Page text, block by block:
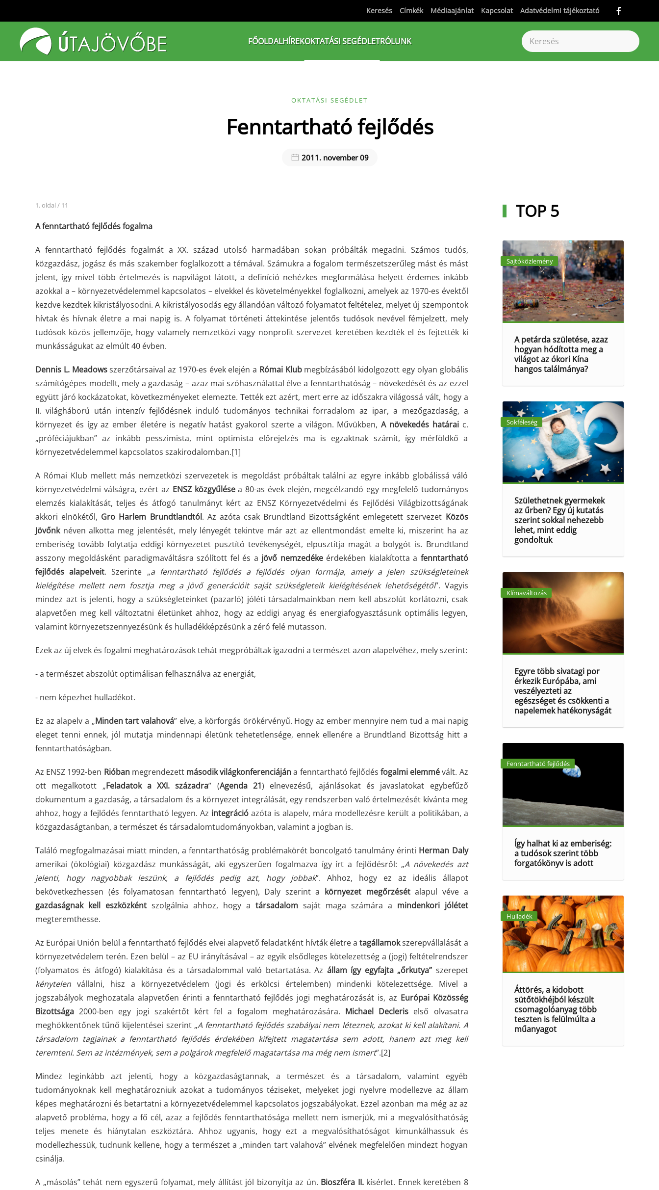
Fő tartalom átugrása
Keresés Címkék Médiaajánlat Kapcsolat Adatvédelmi tájékoztató
FŐOLDALHÍREKOKTATÁSI SEGÉDLETRÓLUNK
OKTATÁSI SEGÉDLET
Fenntartható fejlődés
2011. november 09
1. oldal / 11
A fenntartható fejlődés fogalma
A fenntartható fejlődés fogalmát a XX. század utolsó harmadában sokan próbálták megadni. Számos tudós,
közgazdász, jogász és más szakember foglalkozott a témával. Számukra a fogalom természetszerűleg mást és mást
jelent, így mivel több értelmezés is napvilágot látott, a definíció nehézkes megformálása helyett érdemes inkább
azokkal a – környezetvédelemmel kapcsolatos – elvekkel és követelményekkel foglalkozni, amelyek az 1970-es évektől
kezdve kezdtek kikristályosodni. A kikristályosodás egy állandóan változó folyamatot feltételez, melyet új szempontok
hívtak és hívnak életre a mai napig is. A folyamat történeti áttekintése jelentős tudósok nevével fémjelzett, mely
tudósok közös jellemzője, hogy valamely nemzetközi vagy nonprofit szervezet keretében kezdték el és fejtették ki
munkásságukat az elmúlt 40 évben.
Dennis L. Meadowsszerzőtársaival az 1970-es évek elején a Római Klubmegbízásából kidolgozott egy olyan globális
számítógépes modellt, mely a gazdaság – azaz mai szóhasználattal élve a fenntarthatóság – növekedését és az ezzel
együtt járó kockázatokat, következményeket elemezte. Tették ezt azért, mert erre az időszakra világossá vált, hogy a
II. világháború után intenzív fejlődésnek induló tudományos technikai forradalom az ipar, a mezőgazdaság, a
környezet és így az ember életére is negatív hatást gyakorol szerte a világon. Művükben,A növekedés határaic.
„próféciájukban” az inkább pesszimista, mint optimista előrejelzés ma is egzaktnak számít, így mérföldkő a
környezetvédelemmel kapcsolatos szakirodalomban.[1]
A Római Klub mellett más nemzetközi szervezetek is megoldást próbáltak találni az egyre inkább globálissá váló
környezetvédelmi válságra, ezért az ENSZ közgyűlésea 80-as évek elején, megcélzandó egy megfelelő tudományos
elemzés kialakítását, teljes és átfogó tanulmányt kért az ENSZ Környezetvédelmi és Fejlődési Világbizottságának
akkori elnökétől, Gro Harlem Brundtlandtól. Az azóta csak Brundtland Bizottságként emlegetett szervezet Közös
Jövőnknéven alkotta meg jelentését, mely lényegét tekintve már azt az ellentmondást emelte ki, miszerint ha az
emberiség tovább folytatja eddigi környezetet pusztító tevékenységét, elpusztítja magát a bolygót is. Brundtland
asszony megoldásként paradigmaváltásra szólított fel és a jövő nemzedékeérdekében kialakította a fenntartható
fejlődés alapelveit. Szerinte „a fenntartható fejlődés a fejlődés olyan formája, amely a jelen szükségleteinek
kielégítése mellett nem fosztja meg a jövő generációit saját szükségleteik kielégítésének lehetőségétől”. Vagyis
mindez azt is jelenti, hogy a szükségleteinket (pazarló) jóléti társadalmainkban nem kell abszolút korlátozni, csak
alapvetően meg kell változtatni életünket ahhoz, hogy az eddigi anyag és energiafogyasztásunk optimális legyen,
valamint környezetszennyezésünk és hulladékképzésünk a zéró felé mutasson.
Ezek az új elvek és fogalmi meghatározások tehát megpróbáltak igazodni a természet azon alapelvéhez, mely szerint:
- a természet abszolút optimálisan felhasználva az energiát,
- nem képezhet hulladékot.
Ez az alapelv a „Minden tart valahová” elve, a körforgás örökérvényű. Hogy az ember mennyire nem tud a mai napig
eleget tenni ennek, jól mutatja mindennapi életünk tehetetlensége, ennek ellenére a Brundtland Bizottság hitt a
fenntarthatóságban.
Az ENSZ 1992-ben Rióban megrendezett második világkonferenciájána fenntartható fejlődés fogalmi elemmévált. Az
ott megalkotott „Feladatok a XXI. századra” (Agenda 21) elnevezésű, ajánlásokat és javaslatokat egybefűző
dokumentum a gazdaság, a társadalom és a környezet integrálását, egy rendszerben való értelmezését kívánta meg
ahhoz, hogy a fejlődés fenntartható legyen. Az integrációazóta is alapelv, mára modellezésre került a politikában, a
közgazdaságtanban, a természet és társadalomtudományokban, valamint a jogban is.
Találó megfogalmazásai miatt minden, a fenntarthatóság problémakörét boncolgató tanulmány érinti Herman Daly
amerikai (ökológiai) közgazdász munkásságát, aki egyszerűen fogalmazva így írt a fejlődésről: „A növekedés azt
jelenti, hogy nagyobbak leszünk, a fejlődés pedig azt, hogy jobbak”. Ahhoz, hogy ez az ideális állapot
bekövetkezhessen (és folyamatosan fenntartható legyen), Daly szerint a környezet megőrzésétalapul véve a
gazdaságnak kell eszközkéntszolgálnia ahhoz, hogy a társadalomsaját maga számára a mindenkori jólétet
megteremthesse.
Az Európai Unión belül a fenntartható fejlődés elvei alapvető feladatként hívták életre atagállamokszerepvállalását a
környezetvédelem terén. Ezen belül – az EU irányításával – az egyik elsődleges kötelezettség a (jogi) feltételrendszer
(folyamatos és átfogó) kialakítása és a társadalommal való betartatása. Az állam így egyfajta „őrkutya” szerepet
kénytelen vállalni, hisz a környezetvédelem (jogi és erkölcsi értelemben) mindenki kötelezettsége. Mivel a
jogszabályok meghozatala alapvetően érinti a fenntartható fejlődés jogi meghatározását is, az Európai Közösség
Bizottsága 2000-ben egy jogi szakértőt kért fel a fogalom meghatározására. Michael Decleris első olvasatra
meghökkentőnek tűnő kijelentései szerint „A fenntartható fejlődés szabályai nem léteznek, azokat ki kell alakítani. A
társadalom tagjainak a fenntartható fejlődés érdekében kifejtett magatartása sem adott, hanem azt meg kell
teremteni. Sem az intézmények, sem a polgárok megfelelő magatartása ma még nem ismert”.[2]
Mindez leginkább azt jelenti, hogy a közgazdaságtannak, a természet és a társadalom, valamint egyéb
tudományoknak kell meghatározniuk azokat a tudományos téziseket, melyeket jogi nyelvre modellezve az állam
képes meghatározni és betartatni a környezetvédelemmel kapcsolatos jogszabályokat. Ezzel azonban ma még az az
alapvető probléma, hogy a fő cél, azaz a fejlődés fenntarthatósága mellett nem ismerjük, mi a megvalósíthatóság
teljes menete és hiánytalan eszköztára. Ahhoz ugyanis, hogy ezt a megvalósíthatóságot kimunkálhassuk és
modellezhessük, tudnunk kellene, hogy a természet a „minden tart valahová” elvének megfelelően mindezt hogyan
csinálja.
A „másolás” tehát nem egyszerű folyamat, mely állítást jól bizonyítja az ún. Bioszféra II.kísérlet. Ennek keretében 8
TOP 5
Sajtóközlemény
A petárda születése, azaz
hogyan hódította meg a
világot az ókori Kína
hangos találmánya?
Sokféleség
Születhetnek gyermekek
az űrben? Egy új kutatás
szerint sokkal nehezebb
lehet, mint eddig
gondoltuk
Klímaváltozás
Egyre több sivatagi por
érkezik Európába, ami
veszélyezteti az
egészséget és csökkenti a
napelemek hatékonyságát
Fenntartható fejlődés
Így halhat ki az emberiség:
a tudósok szerint több
forgatókönyv is adott
Hulladék
Áttörés, a kidobott
sütőtökhéjból készült
csomagolóanyag több
teszten is felülmúlta a
műanyagot